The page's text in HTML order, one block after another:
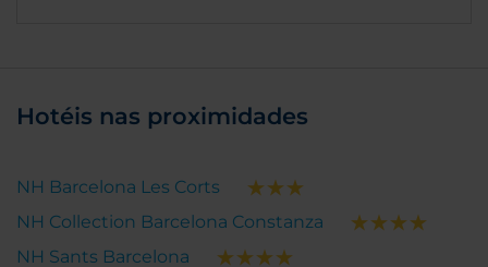
Hotéis nas proximidades
NH Barcelona Les Corts
NH Collection Barcelona Constanza
NH Sants Barcelona